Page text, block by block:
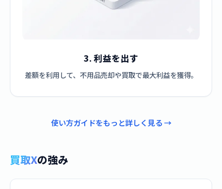
3. 利益を出す
差額を利用して、不用品売却や買取で最大利益を獲得。
使い方ガイドをもっと詳しく見る →
買取Xの強み